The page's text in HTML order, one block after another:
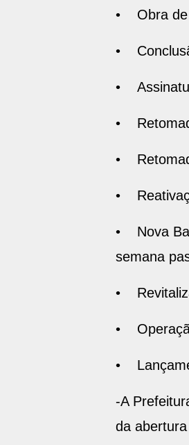
• Obra de
•
•
•
•
•
• Nova
semana
•
•
•
-A
da